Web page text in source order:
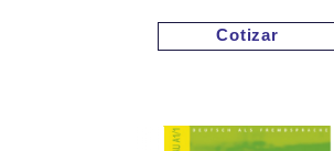
Cotizar